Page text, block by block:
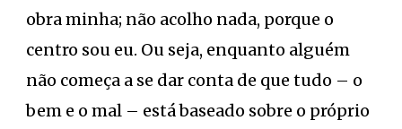
obra minha; não acolho nada, porque o
centro sou eu. Ou seja, enquanto alguém
não começa a se dar conta de que tudo – o
bem e o mal – está baseado sobre o próprio